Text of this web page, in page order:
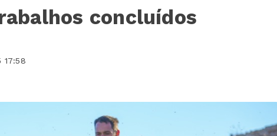
concluídos
17:58